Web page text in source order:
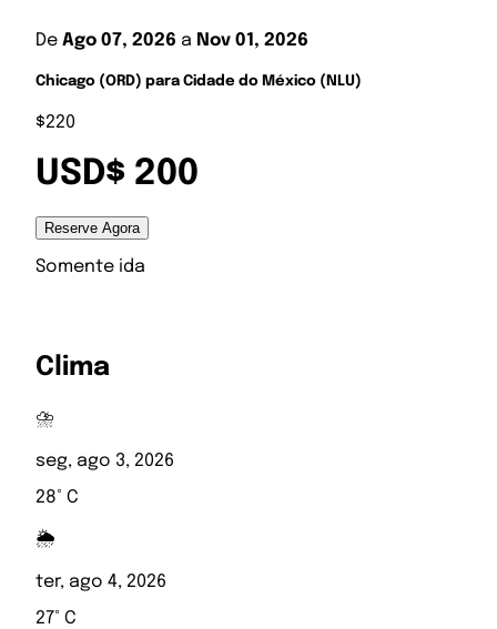
De Ago 07, 2026 a Nov 01, 2026
Chicago (ORD) para Cidade do México (NLU)
$220
USD$ 200
Reserve Agora
Somente ida
Clima
⛈️
seg, ago 3, 2026
28° C
🌦️
ter, ago 4, 2026
27° C